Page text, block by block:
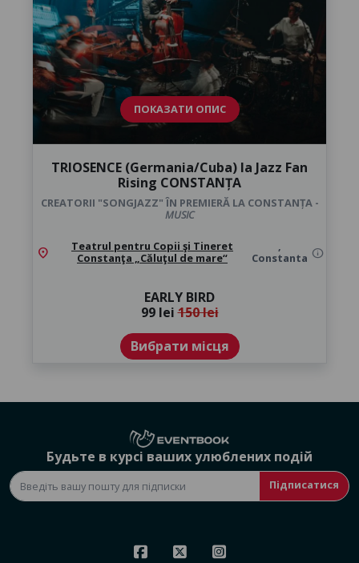
ПОКАЗАТИ ОПИС
TRIOSENCE (Germania/Cuba) la Jazz Fan
Rising CONSTANȚA
CREATORII "SONGJAZZ" ÎN PREMIERĂ LA CONSTANȚA -
MUSIC
location_on
Teatrul pentru Copii şi Tineret
Constanţa „Căluţul de mare“
,
Constanta info
EARLY BIRD
99 lei150 lei
Вибрати місця
Будьте в курсі ваших улюблених подій
Підписатися